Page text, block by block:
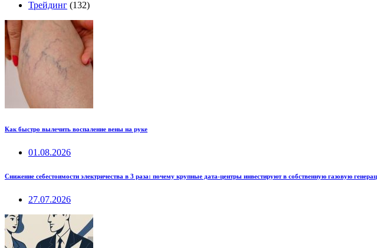
Трейдинг (132)
Как быстро вылечить воспаление вены на руке
01.08.2026
Снижение себестоимости электричества в 3 раза: почему крупные дата-центры инвестируют в собственную газовую
27.07.2026